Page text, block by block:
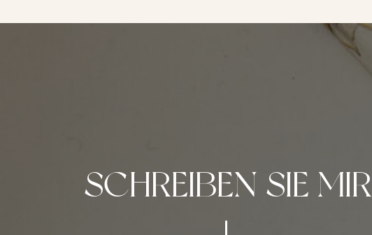
SCHREIBEN SIE MIR